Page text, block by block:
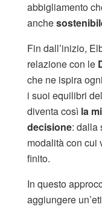
abbigliamento
anche
Fin dall’inizio,
relazione con le
che ne ispira
i suoi equilibri
diventa così la
decisione: dalla
modalità con cui
finito.
In questo
aggiungere